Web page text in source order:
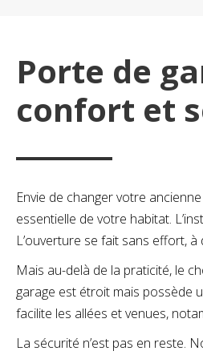
Porte de
confort et
Envie de changer votre
essentielle de votre habitat.
L’ouverture se fait sans effort,
Mais au-delà de la praticité, le
garage est étroit mais possède
facilite les allées et venues,
La sécurité n’est pas en reste.